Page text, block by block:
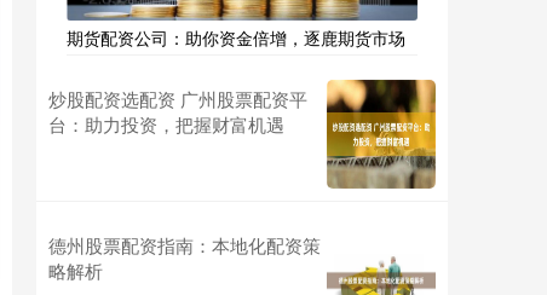
期货配资公司：助你资金倍增，逐鹿期货市场
炒股配资选配资 广州股票配资平
台：助力投资，把握财富机遇
德州股票配资指南：本地化配资策
略解析